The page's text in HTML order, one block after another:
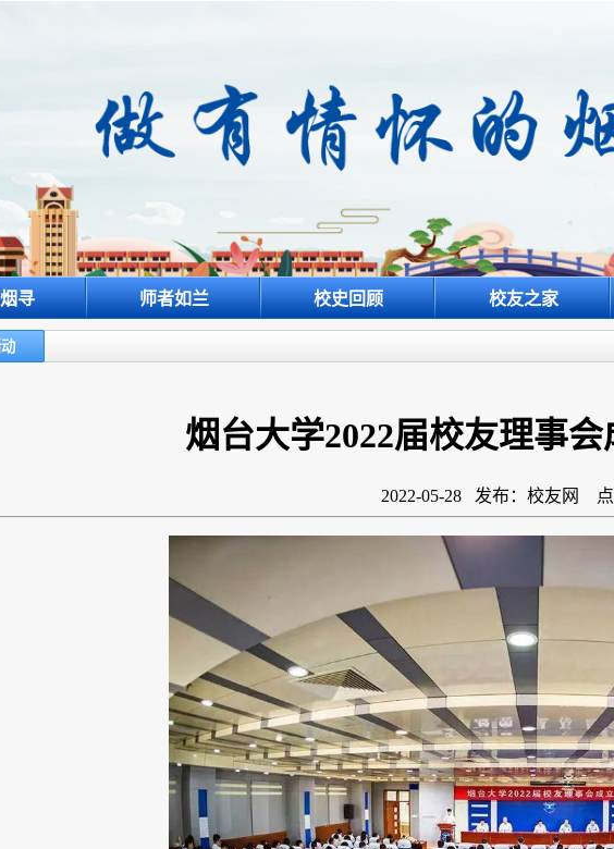
寻 师者如兰 校史回顾 校友之家
烟台大学2022届校友理事
2022-05-28 发布：校友网